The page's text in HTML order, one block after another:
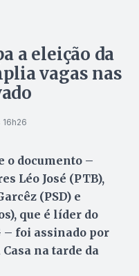
a eleição da
vagas nas
16h26
o documento –
Léo José (PTB),
(PSD) e
que é líder do
– foi assinado por
na tarde da